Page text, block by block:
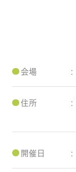
住所
会場
開催日